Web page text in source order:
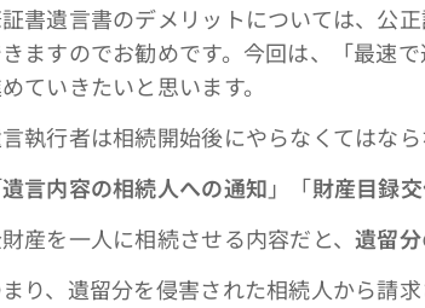
書遺言書のデメリットについては、公
ますのでお勧めです。今回は、「最速
ていきたいと思います。
執行者は相続開始後にやらなくてはなら
遺言内容の相続人への通知 」「財産目録
産を一人に相続させる内容だと、遺留分
、遺留分を侵害された相続人から請求